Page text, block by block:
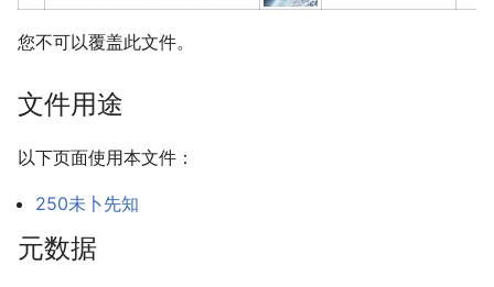
您不可以覆盖此文件。
文件用途
以下页面使用本文件：
250未卜先知
元数据